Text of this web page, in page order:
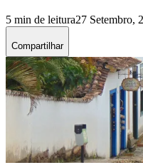
5 min de leitura27 Setembro,
Compartilhar